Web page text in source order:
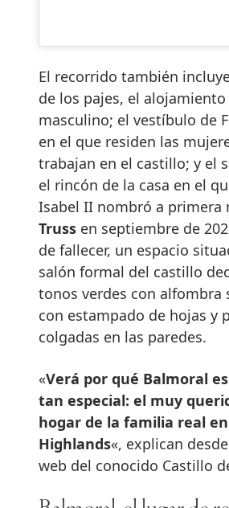
El recorrido también
de los pajes, el
masculino; el vestíbulo de
en el que residen las
trabajan en el castillo; y el
el rincón de la casa en el
Isabel II nombró a primera
Truss en septiembre de
de fallecer, un espacio
salón formal del castillo
tonos verdes con alfombra
con estampado de hojas y
colgadas en las paredes.
«Verá por qué Balmoral
tan especial: el muy
hogar de la familia real
Highlands«, explican
web del conocido Castillo